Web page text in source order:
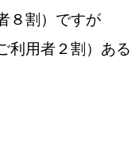
８割）ですが
利用者２割）ある